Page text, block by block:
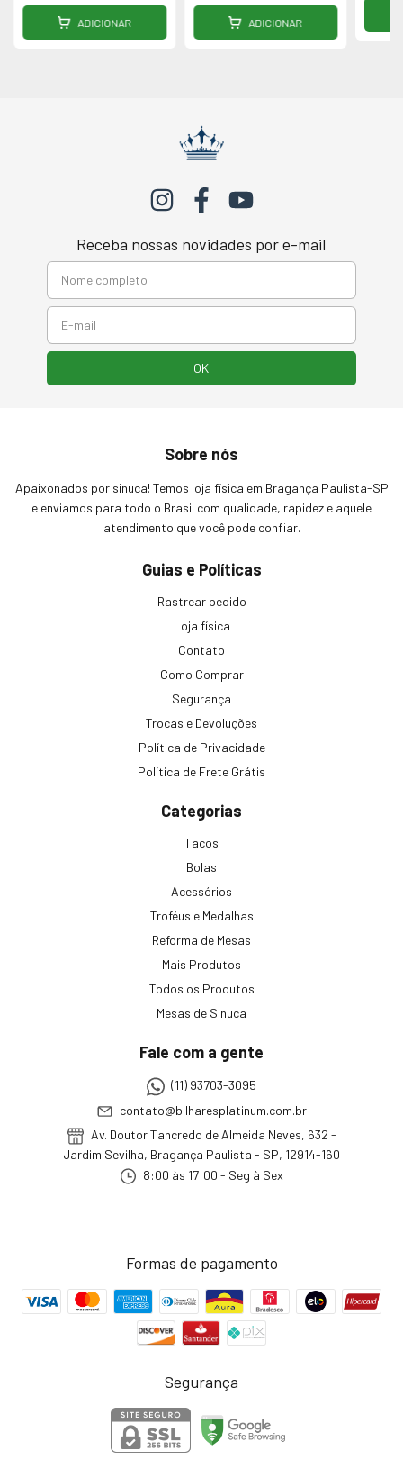
ADICIONAR ADICIONAR
Receba nossas novidades por e-mail
Sobre nós
Apaixonados por sinuca! Temos loja física em Bragança Paulista-SP
e enviamos para todo o Brasil com qualidade, rapidez e aquele
atendimento que você pode confiar.
Guias e Políticas
Rastrear pedido
Loja física
Contato
Como Comprar
Segurança
Trocas e Devoluções
Política de Privacidade
Política de Frete Grátis
Categorias
Tacos
Bolas
Acessórios
Troféus e Medalhas
Reforma de Mesas
Mais Produtos
Todos os Produtos
Mesas de Sinuca
Fale com a gente
(11) 93703-3095
contato@bilharesplatinum.com.br
Av. Doutor Tancredo de Almeida Neves, 632 -
Jardim Sevilha, Bragança Paulista - SP, 12914-160
8:00 às 17:00 - Seg à Sex
Formas de pagamento
Segurança